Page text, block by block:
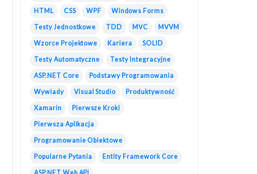
HTML CSS WPF Windows Forms
Testy Jednostkowe TDD MVC MVVM
Wzorce Projektowe Kariera SOLID
Testy Automatyczne Testy Integracyjne
ASP.NET Core Podstawy Programowania
Wywiady Visual Studio Produktywność
Xamarin Pierwsze Kroki
Pierwsza Aplikacja
Programowanie Obiektowe
Popularne Pytania Entity Framework Core